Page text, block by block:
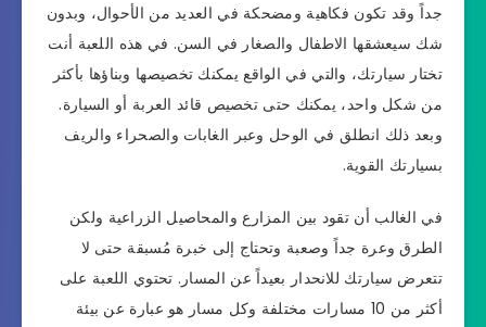
جداً وقد تكون فكاهية ومضحكة في العديد من الأحوال، وبدون
شك سيعشقها الاطفال والصغار في السن. في هذه اللعبة أنت
تختار سيارتك، والتي في الواقع يمكنك تخصيصها وبناؤها بأكثر
من شكل واحد، يمكنك حتى تخصيص قائد العربة أو السيارة.
وبعد ذلك انطلق في الوحل وعبر الغابات والصحراء والريف
بسيارتك القوية.
في الغالب أن تقود بين المزارع والمحاصيل الزراعية ولكن
الطرق وعرة جداً وصعبة وتحتاج إلى خبرة مُسبقة حتى لا
تتعرض سيارتك للانحدار بعيداً عن المسار. تحتوي اللعبة على
أكثر من 10 مسارات مختلفة وكل مسار هو عبارة عن بيئة